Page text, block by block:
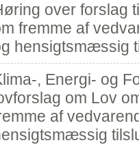
over forslag
fremme af
hensigtsmæssig
, Energi- og
om Lov
af